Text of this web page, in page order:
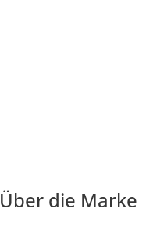
Über die Marke